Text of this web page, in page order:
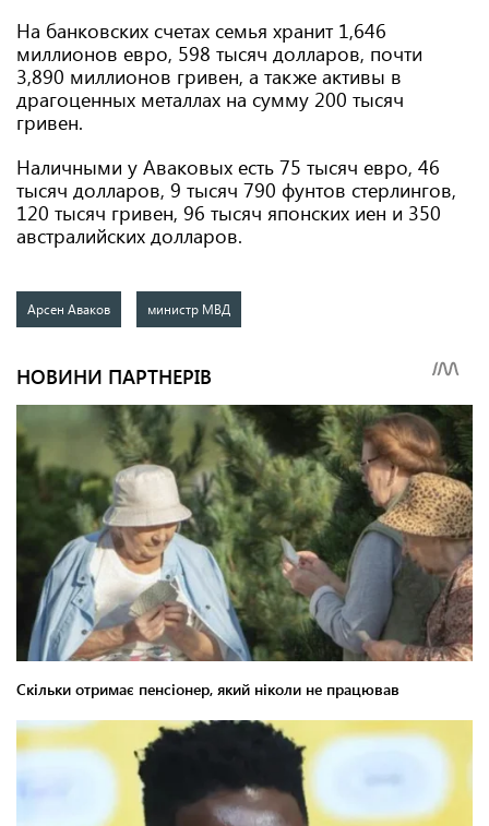
На банковских счетах семья хранит 1,646
миллионов евро, 598 тысяч долларов, почти
3,890 миллионов гривен, а также активы в
драгоценных металлах на сумму 200 тысяч
гривен.
Наличными у Аваковых есть 75 тысяч евро, 46
тысяч долларов, 9 тысяч 790 фунтов стерлингов,
120 тысяч гривен, 96 тысяч японских иен и 350
австралийских долларов.
Арсен Аваков министр МВД